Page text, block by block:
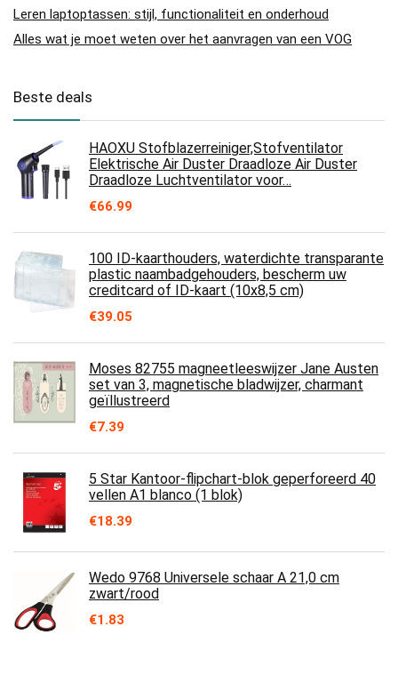
Leren laptoptassen: stijl, functionaliteit en onderhoud
Alles wat je moet weten over het aanvragen van een VOG
Beste deals
HAOXU Stofblazerreiniger,Stofventilator
Elektrische Air Duster Draadloze Air Duster
Draadloze Luchtventilator voor…
€66.99
100 ID-kaarthouders, waterdichte transparante
plastic naambadgehouders, bescherm uw
creditcard of ID-kaart (10x8,5 cm)
€39.05
Moses 82755 magneetleeswijzer Jane Austen
set van 3, magnetische bladwijzer, charmant
geïllustreerd
€7.39
5 Star Kantoor-flipchart-blok geperforeerd 40
vellen A1 blanco (1 blok)
€18.39
Wedo 9768 Universele schaar A 21,0 cm
zwart/rood
€1.83